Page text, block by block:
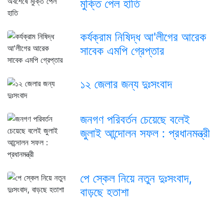
মুক্তি পেল হাতি
কর্যক্রাম নিষিদ্ধ আ'লীগের আরেক
সাবেক এমপি গ্রেপ্তার
১২ জেলার জন্য দুঃসংবাদ
জনগণ পরিবর্তন চেয়েছে বলেই
জুলাই আন্দোলন সফল : প্রধানমন্ত্রী
পে স্কেল নিয়ে নতুন দুঃসংবাদ,
বাড়ছে হতাশা